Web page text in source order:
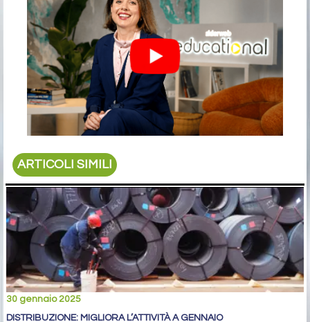
ARTICOLI SIMILI
30 gennaio 2025
DISTRIBUZIONE: MIGLIORA L’ATTIVITÀ A GENNAIO